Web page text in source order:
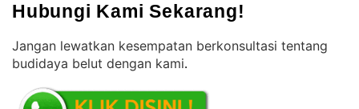
Hubungi Kami Sekarang!
Jangan lewatkan kesempatan berkonsultasi tentang
budidaya belut dengan kami.